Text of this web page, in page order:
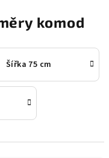
komod
Šířka 75 cm